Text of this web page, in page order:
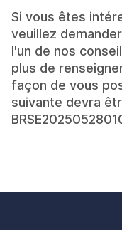
Si vous êtes
veuillez
l'un de nos
plus de
façon de vous
suivante devra